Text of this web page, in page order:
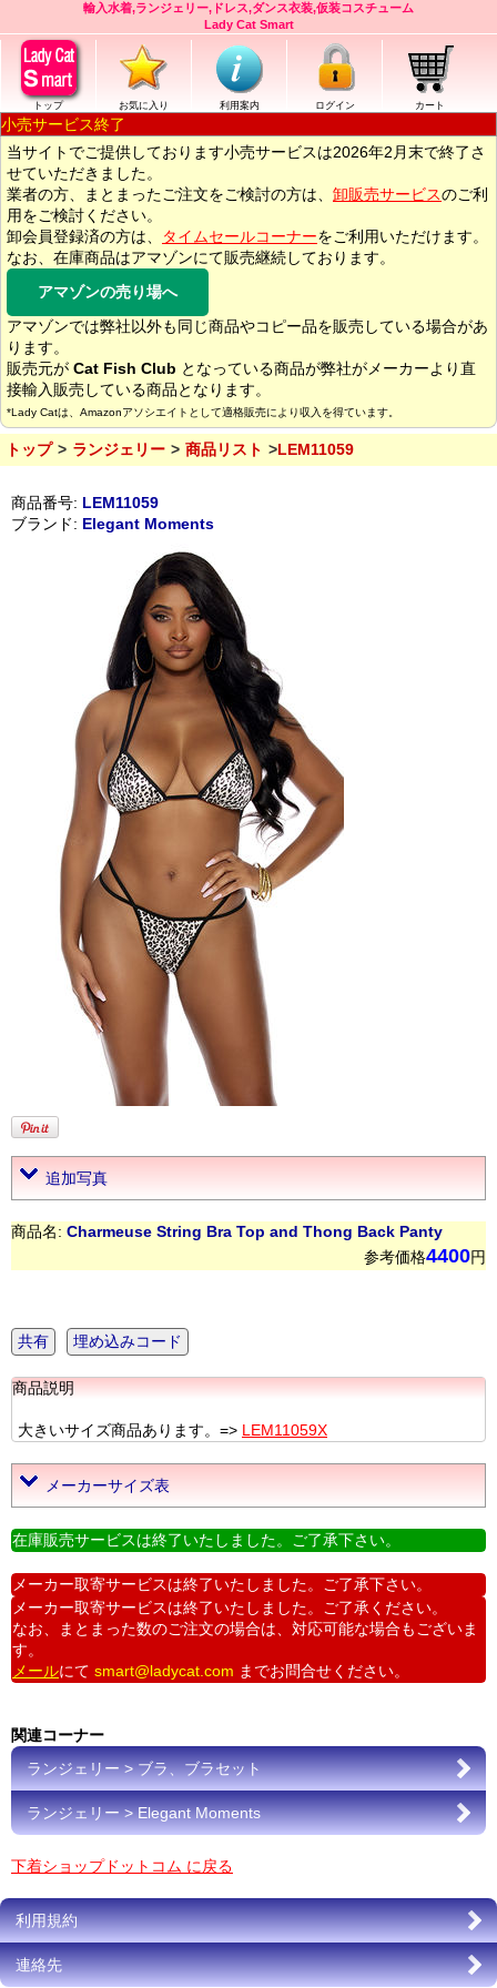
輸入水着,ランジェリー,ドレス,ダンス衣装,仮装コスチューム
Lady Cat Smart
トップ お気に入り 利用案内 ログイン カート
小売サービス終了
当サイトでご提供しております小売サービスは2026年2月末で終了さ
せていただきました。
業者の方、まとまったご注文をご検討の方は、 卸販売サービスのご利
用をご検討ください。
卸会員登録済の方は、
タイムセールコーナーをご利用いただけます。
なお、在庫商品はアマゾンにて販売継続しております。
アマゾンの売り場へ
アマゾンでは弊社以外も同じ商品やコピー品を販売している場合があ
ります。
販売元が Cat Fish Club となっている商品が弊社がメーカーより直
接輸入販売している商品となります。
*Lady Catは、Amazonアソシエイトとして適格販売により収入を得ています。
トップ ランジェリー 商品リスト LEM11059
商品番号: LEM11059
ブランド: Elegant Moments
追加写真
商品名: Charmeuse String Bra Top and Thong Back Panty
参考価格4400円
共有 埋め込みコード
商品説明
大きいサイズ商品あります。=> LEM11059X
メーカーサイズ表
在庫販売サービスは終了いたしました。ご了承下さい。
メーカー取寄サービスは終了いたしました。ご了承下さい。
メーカー取寄サービスは終了いたしました。ご了承ください。
なお、まとまった数のご注文の場合は、対応可能な場合もございま
す。
メールにて smart@ladycat.com までお問合せください。
関連コーナー
ランジェリー > ブラ、ブラセット
ランジェリー > Elegant Moments
下着ショップドットコム に戻る
利用規約
連絡先